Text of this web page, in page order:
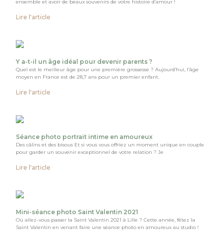
ensemble et avoir de beaux souvenirs de votre histoire d’amour !
Lire l'article
Y a-t-il un âge idéal pour devenir parents ?
Quel est le meilleur âge pour une première grossesse ? Aujourd’hui, l’âge
moyen en France est de 28,7 ans pour un premier enfant.
Lire l'article
Séance photo portrait intime en amoureux
Des câlins et des bisous Et si vous vous offriez un moment unique en couple
pour garder un souvenir exceptionnel de votre relation ? Je
Lire l'article
Mini-séance photo Saint Valentin 2021
Où allez-vous passer la Saint Valentin 2021 à Lille ? Cette année, fêtez la
Saint Valentin en venant faire une séance photo en amoureux au studio !